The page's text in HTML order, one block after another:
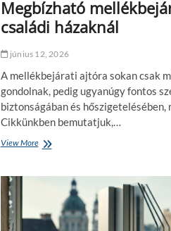
n
e
m
k
a
f
é
l
ő
ö
p
a
m
n
a
t
á
r
s
a
s
m
Megbízható
családi házaknál
június 12, 2026
A mellékbejárati ajtóra sokan csak
gondolnak, pedig ugyanúgy fontos
biztonságában és
Cikkünkben bemutatjuk,…
View MoreM
h